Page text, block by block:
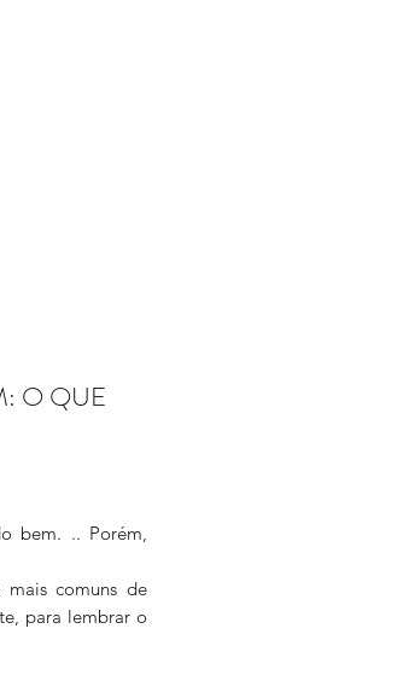
O QUE
bem. .. Porém,
mais comuns de
para lembrar o